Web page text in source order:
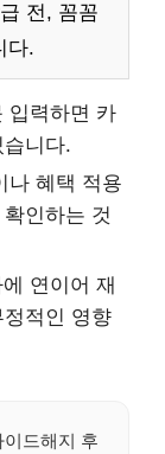
전, 꼼꼼
다.
입력하면 카
니다.
나 혜택 적용
인하는 것
연이어 재
적인 영향
드해지 후